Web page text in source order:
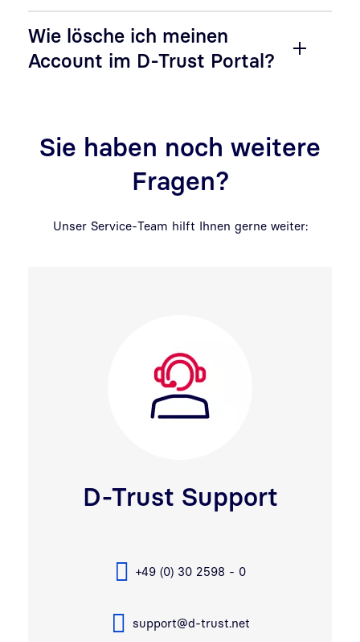
Wie lösche ich meinen
Account im D-Trust Portal?
Sie haben noch weitere
Fragen?
Unser Service-Team hilft Ihnen gerne weiter:
D-Trust Support
+49 (0) 30 2598 - 0
support@d-trust.net